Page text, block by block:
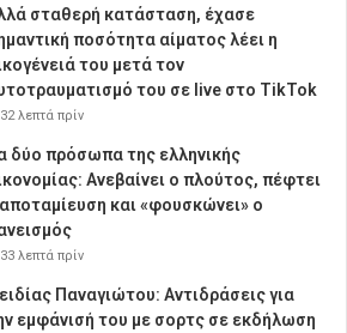
σταθερή κατάσταση, έχασε
ποσότητα αίματος λέει η
του μετά τον
του σε live στο TikTok
32 λεπτά πρίν
δύο πρόσωπα της ελληνικής
Aνεβαίνει ο πλούτος, πέφτει
και «φουσκώνει» ο
33 λεπτά πρίν
Παναγιώτου: Αντιδράσεις για
εμφάνισή του με σορτς σε εκδήλωση